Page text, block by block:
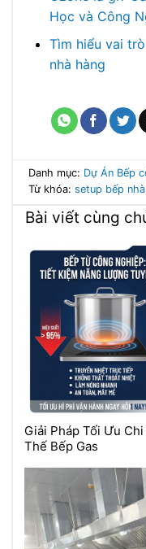
Học và Công
Tìm hiểu vai
nhà hàng
Danh mục: Dự Án Bếp
Từ khóa: setup bếp
Bài viết cùng
Giải Pháp Tối Ưu
Thế Bếp Gas